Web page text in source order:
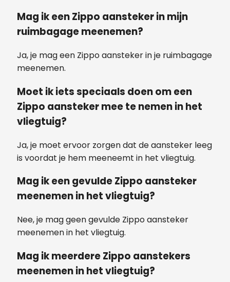
Mag ik een Zippo aansteker in mijn
ruimbagage meenemen?
Ja, je mag een Zippo aansteker in je ruimbagage
meenemen.
Moet ik iets speciaals doen om een
Zippo aansteker mee te nemen in het
vliegtuig?
Ja, je moet ervoor zorgen dat de aansteker leeg
is voordat je hem meeneemt in het vliegtuig.
Mag ik een gevulde Zippo aansteker
meenemen in het vliegtuig?
Nee, je mag geen gevulde Zippo aansteker
meenemen in het vliegtuig.
Mag ik meerdere Zippo aanstekers
meenemen in het vliegtuig?